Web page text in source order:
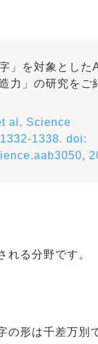
」を対象とした
力」の研究をご
al, Science
1338. doi:
れる分野です。
の形は千差万別